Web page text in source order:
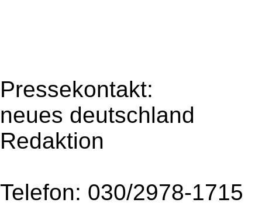
Pressekontakt:
neues deutschland
Redaktion
Telefon: 030/2978-1715